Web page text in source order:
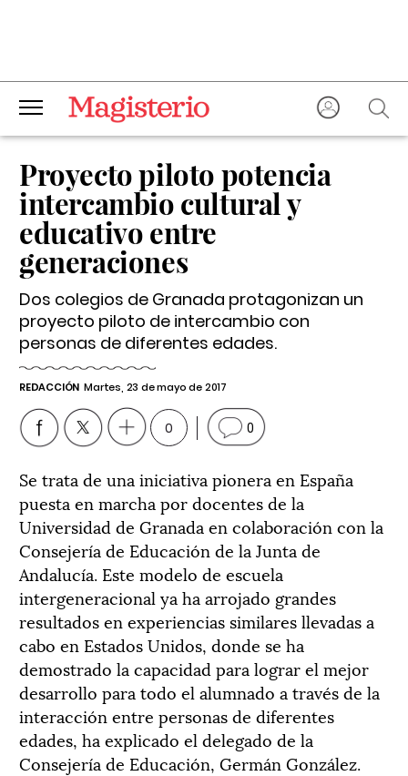
Proyecto piloto potencia
intercambio cultural y
educativo entre
generaciones
Dos colegios de Granada protagonizan un
proyecto piloto de intercambio con
personas de diferentes edades.
REDACCIÓN Martes, 23 de mayo de 2017
0 0
Se trata de una iniciativa pionera en España
puesta en marcha por docentes de la
Universidad de Granada en colaboración con la
Consejería de Educación de la Junta de
Andalucía. Este modelo de escuela
intergeneracional ya ha arrojado grandes
resultados en experiencias similares llevadas a
cabo en Estados Unidos, donde se ha
demostrado la capacidad para lograr el mejor
desarrollo para todo el alumnado a través de la
interacción entre personas de diferentes
edades, ha explicado el delegado de la
Consejería de Educación, Germán González.